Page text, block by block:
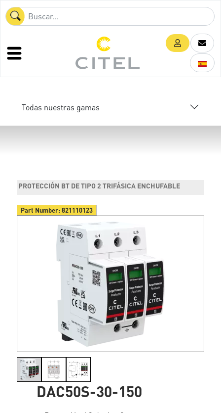
Todas nuestras gamas
PROTECCIÓN BT DE TIPO 2 TRIFÁSICA ENCHUFABLE
Part Number:821110123
DAC50S-30-150